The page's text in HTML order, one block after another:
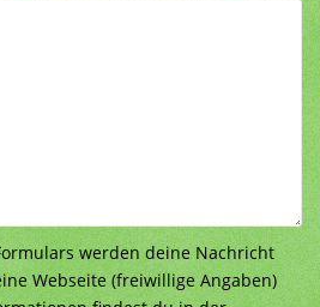
werden deine Nachricht
Webseite (freiwillige Angaben)